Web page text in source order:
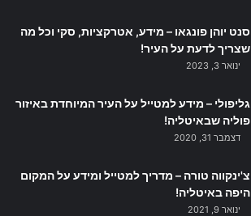
סנט יוהן פונגאו – מידע, אטרקציות, סקי וכל מה
שצריך לדעת על העיר!
ינואר 3, 2023
גליפולי – מידע למטייל על העיר המיוחדת באיזור
פוליה שבאיטליה!
דצמבר 31, 2020
צ'ינקווה טורה – מדריך למטייל ומידע על המקום
היפה באיטליה!
ינואר 9, 2021